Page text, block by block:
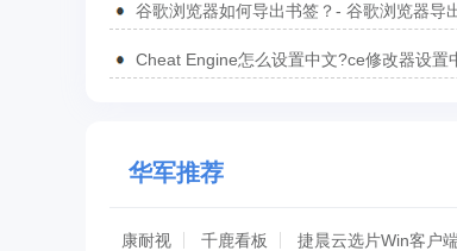
谷歌浏览器如何导出书签？- 谷歌浏览器导
Cheat Engine怎么设置中文?ce修改器设置
华军推荐
康耐视 千鹿看板 捷晨云选片Win客户